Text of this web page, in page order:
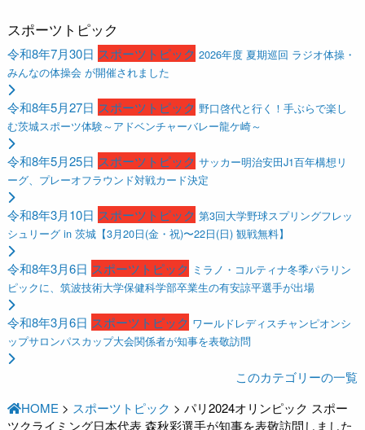
スポーツトピック
令和8年7月30日 スポーツトピック 2026年度 夏期巡回 ラジオ体操・
みんなの体操会 が開催されました
令和8年5月27日 スポーツトピック 野口啓代と行く！手ぶらで楽し
む茨城スポーツ体験～アドベンチャーバレー龍ケ崎～
令和8年5月25日 スポーツトピック サッカー明治安田J1百年構想リ
ーグ、プレーオフラウンド対戦カード決定
令和8年3月10日 スポーツトピック 第3回大学野球スプリングフレッ
シュリーグ in 茨城【3月20日(金・祝)〜22日(日) 観戦無料】
令和8年3月6日 スポーツトピック ミラノ・コルティナ冬季パラリン
ピックに、筑波技術大学保健科学部卒業生の有安諒平選手が出場
令和8年3月6日 スポーツトピック ワールドレディスチャンピオンシ
ップサロンパスカップ大会関係者が知事を表敬訪問
このカテゴリーの一覧
HOME > スポーツトピック >パリ2024オリンピック スポー
ツクライミング日本代表 森秋彩選手が知事を表敬訪問しました